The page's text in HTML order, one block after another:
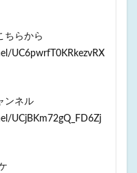
ちらから
UC6pwrfT0KRkezvRX
ンネル
UCjBKm72gQ_FD6Zj